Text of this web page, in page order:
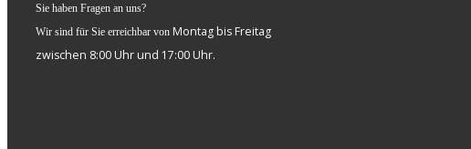
Sie haben Fragen an uns?
Wir sind für Sie erreichbar von Montag bis Freitag
zwischen 8:00 Uhr und 17:00 Uhr.